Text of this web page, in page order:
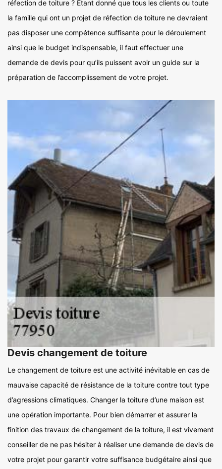
réfection de toiture ? Etant donné que tous les clients ou toute
la famille qui ont un projet de réfection de toiture ne devraient
pas disposer une compétence suffisante pour le déroulement
ainsi que le budget indispensable, il faut effectuer une
demande de devis pour qu’ils puissent avoir un guide sur la
préparation de l’accomplissement de votre projet.
Devis changement de toiture
Le changement de toiture est une activité inévitable en cas de
mauvaise capacité de résistance de la toiture contre tout type
d’agressions climatiques. Changer la toiture d’une maison est
une opération importante. Pour bien démarrer et assurer la
finition des travaux de changement de la toiture, il est vivement
conseiller de ne pas hésiter à réaliser une demande de devis de
votre projet pour garantir votre suffisance budgétaire ainsi que